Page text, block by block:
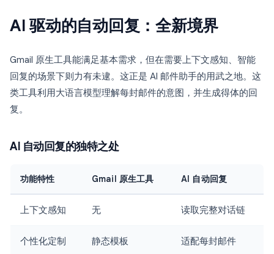
AI 驱动的自动回复：全新境界
Gmail 原生工具能满足基本需求，但在需要上下文感知、智能
回复的场景下则力有未逮。这正是 AI 邮件助手的用武之地。这
类工具利用大语言模型理解每封邮件的意图，并生成得体的回
复。
AI 自动回复的独特之处
功能特性 Gmail 原生工具 AI 自动回复
上下文感知 无 读取完整对话链
个性化定制 静态模板 适配每封邮件